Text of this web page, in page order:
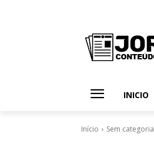
INICIO
Início Sem categoria